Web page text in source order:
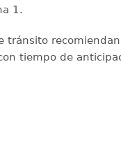
1.
tránsito
tiempo de